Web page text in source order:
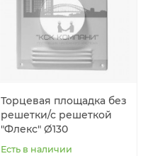
Торцевая площадка без
решетки/с решеткой
"Флекс" Ø130
Есть в наличии